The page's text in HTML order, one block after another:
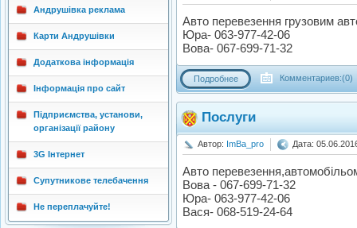
Андрушівка реклама
Карти Андрушівки
Додаткова інформація
Інформація про сайт
Підприємства, установи,
організації району
3G Інтернет
Супутникове телебачення
Не переплачуйте!
Авто перевезення грузовим
Юра- 063-977-42-06
Вова- 067-699-71-32
Подробнее Комментариев:(0)
Послуги
Автор: ImBa_pro Дата:
Авто
Вова - 067-699-71-32
Юра- 063-977-42-06
Вася- 068-519-24-64